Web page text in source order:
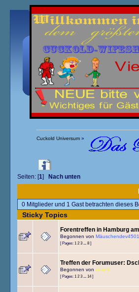
Übersicht Kalender Einloggen
Cuckold Universum»
Seiten: [1]Nach unten
0 Mitglieder und 1 Gast betrachten dieses
Sticky Topics
Forentreffen in Hamburg
Begonnen vonMäuschendev4501
[ Pages:1 2 3 ...8 ]
Treffen der Forumuser:
Begonnen vondr.nett
[ Pages:1 2 3 ...14]